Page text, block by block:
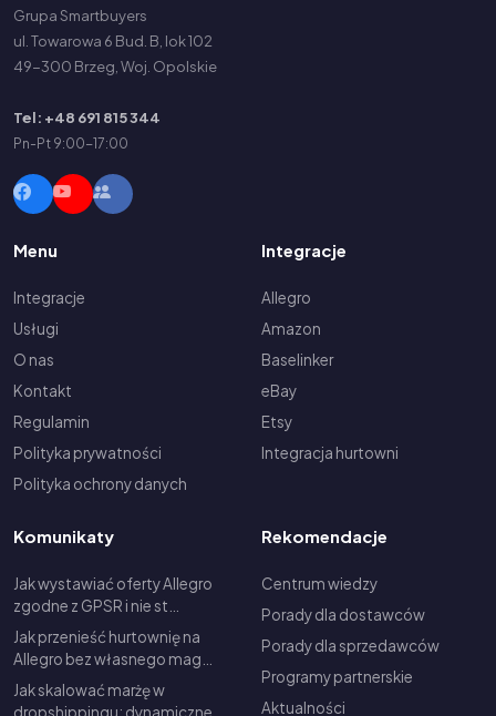
Grupa Smartbuyers
ul. Towarowa 6 Bud. B, lok 102
49-300 Brzeg, Woj. Opolskie
Tel: +48 691 815 344
Pn-Pt 9:00-17:00
Menu
Integracje
Usługi
O nas
Kontakt
Regulamin
Polityka prywatności
Polityka ochrony danych
Integracje
Allegro
Amazon
Baselinker
eBay
Etsy
Integracja hurtowni
Komunikaty
Jak wystawiać oferty Allegro
zgodne z GPSR i nie st…
Jak przenieść hurtownię na
Allegro bez własnego mag…
Jak skalować marżę w
dropshippingu: dynamiczne
Rekomendacje
Centrum wiedzy
Porady dla dostawców
Porady dla sprzedawców
Programy partnerskie
Aktualności